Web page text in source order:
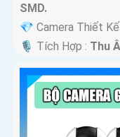
SMD.
💎 Camera Thiết Kế
️🎙 Tích Hợp : Thu